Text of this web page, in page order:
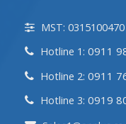
MST: 0315100470
Hotline 1: 0911
Hotline 2: 0911
Hotline 3: 0919